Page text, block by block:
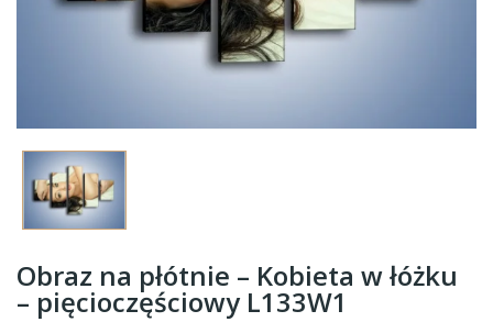
Obraz na płótnie – Kobieta w łóżku
– pięcioczęściowy L133W1